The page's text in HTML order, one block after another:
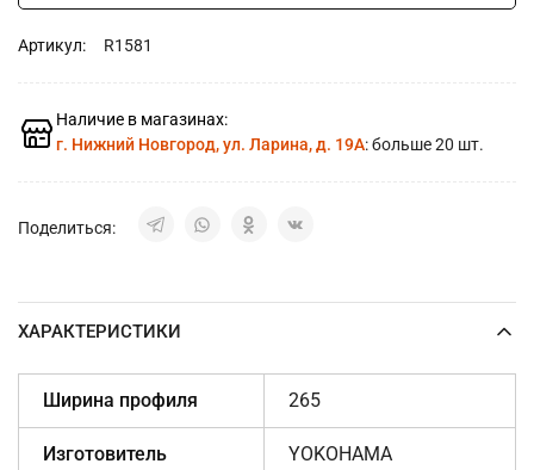
Артикул: R1581
Наличие в магазинах:
г. Нижний Новгород, ул. Ларина, д. 19А: больше 20 шт.
Поделиться:
ХАРАКТЕРИСТИКИ
Ширина профиля 265
Изготовитель YOKOHAMA